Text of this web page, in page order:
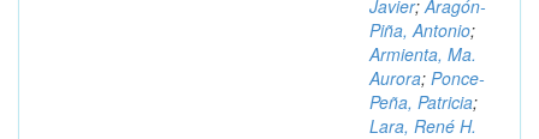
Javier;Aragón-
Piña, Antonio;
Armienta, Ma.
Aurora; Ponce-
Peña, Patricia;
Lara, René H.